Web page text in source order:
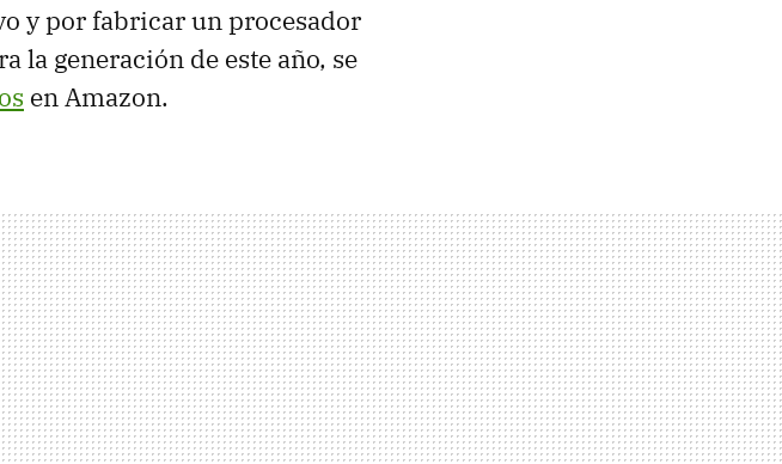
y por fabricar un procesador
la generación de este año, se
en Amazon.